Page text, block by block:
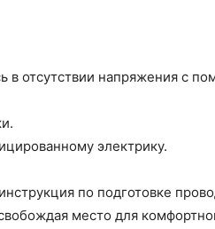
отсутствии напряжения с
электрику.
по подготовке
место для